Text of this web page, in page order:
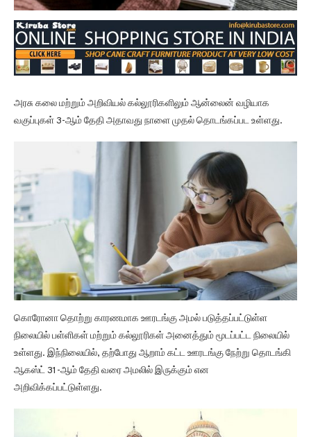
அரசு கலை மற்றும் அறிவியல் கல்லூரிகளிலும் ஆன்லைன் வழியாக
வகுப்புகள் 3-ஆம் தேதி அதாவது நாளை முதல் தொடங்கப்பட உள்ளது.
கொரோனா தொற்று காரணமாக ஊரடங்கு அமல் படுத்தப்பட்டுள்ள
நிலையில் பள்ளிகள் மற்றும் கல்லூரிகள் அனைத்தும் மூடப்பட்ட நிலையில்
உள்ளது. இந்நிலையில், தற்போது ஆறாம் கட்ட ஊரடங்கு நேற்று தொடங்கி
ஆகஸ்ட் 31-ஆம் தேதி வரை அமலில் இருக்கும் என
அறிவிக்கப்பட்டுள்ளது.